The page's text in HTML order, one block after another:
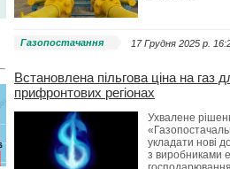
Газопостачання 17 Грудня 2025 p.
Встановлена пільгова ціна на газ
прифронтових регіонах
Ухвалене
укладати нові
з виробниками